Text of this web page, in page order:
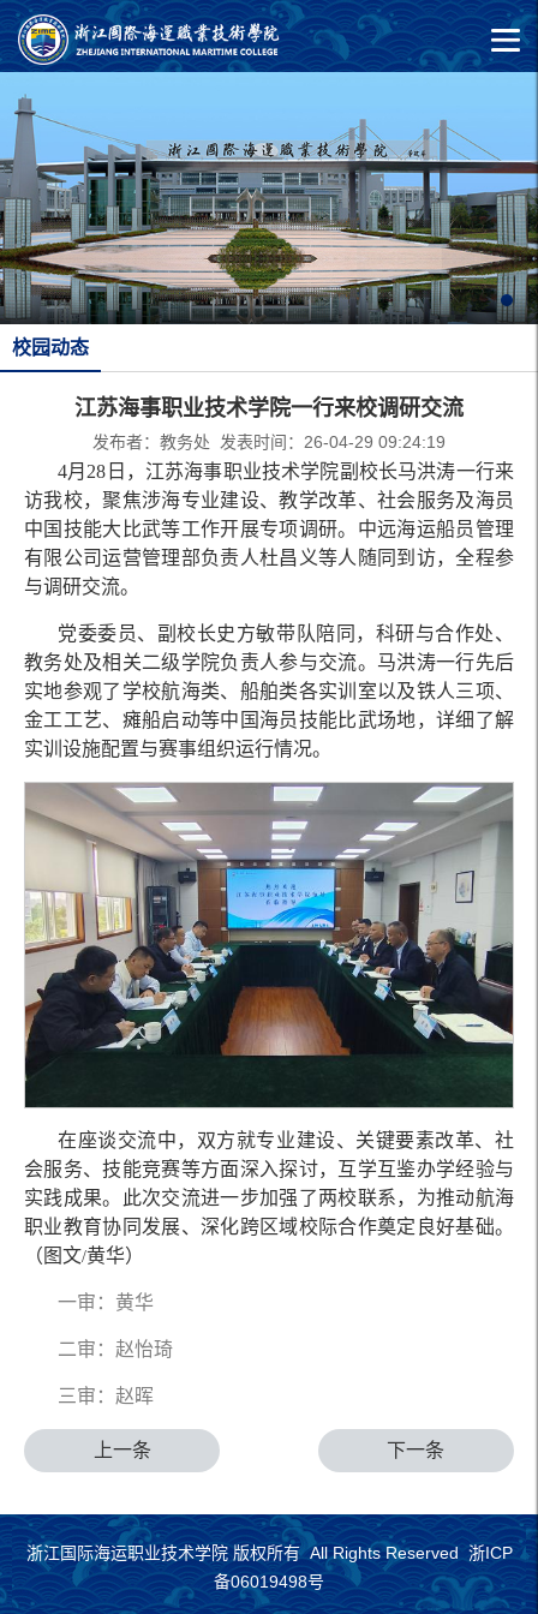
校园动态
江苏海事职业技术学院一行来校调研交流
发布者：教务处 发表时间：26-04-29 09:24:19
4月28日，江苏海事职业技术学院副校长马洪涛一行来
访我校，聚焦涉海专业建设、教学改革、社会服务及海员
中国技能大比武等工作开展专项调研。中远海运船员管理
有限公司运营管理部负责人杜昌义等人随同到访，全程参
与调研交流。
党委委员、副校长史方敏带队陪同，科研与合作处、
教务处及相关二级学院负责人参与交流。马洪涛一行先后
实地参观了学校航海类、船舶类各实训室以及铁人三项、
金工工艺、瘫船启动等中国海员技能比武场地，详细了解
实训设施配置与赛事组织运行情况。
在座谈交流中，双方就专业建设、关键要素改革、社
会服务、技能竞赛等方面深入探讨，互学互鉴办学经验与
实践成果。此次交流进一步加强了两校联系，为推动航海
职业教育协同发展、深化跨区域校际合作奠定良好基础。
（图文/黄华）
一审：黄华
二审：赵怡琦
三审：赵晖
下一条
上一条
浙江国际海运职业技术学院 版权所有 All Rights Reserved 浙ICP
备06019498号